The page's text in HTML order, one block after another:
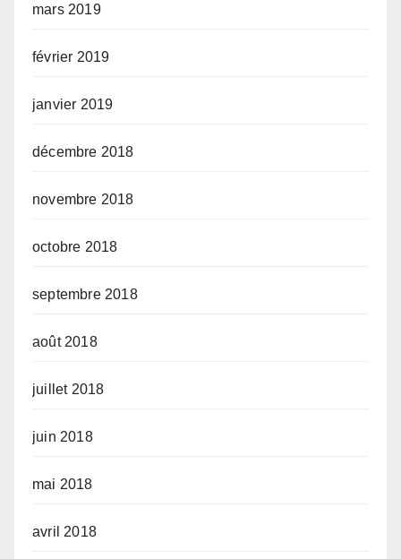
mars 2019
février 2019
janvier 2019
décembre 2018
novembre 2018
octobre 2018
septembre 2018
août 2018
juillet 2018
juin 2018
mai 2018
avril 2018